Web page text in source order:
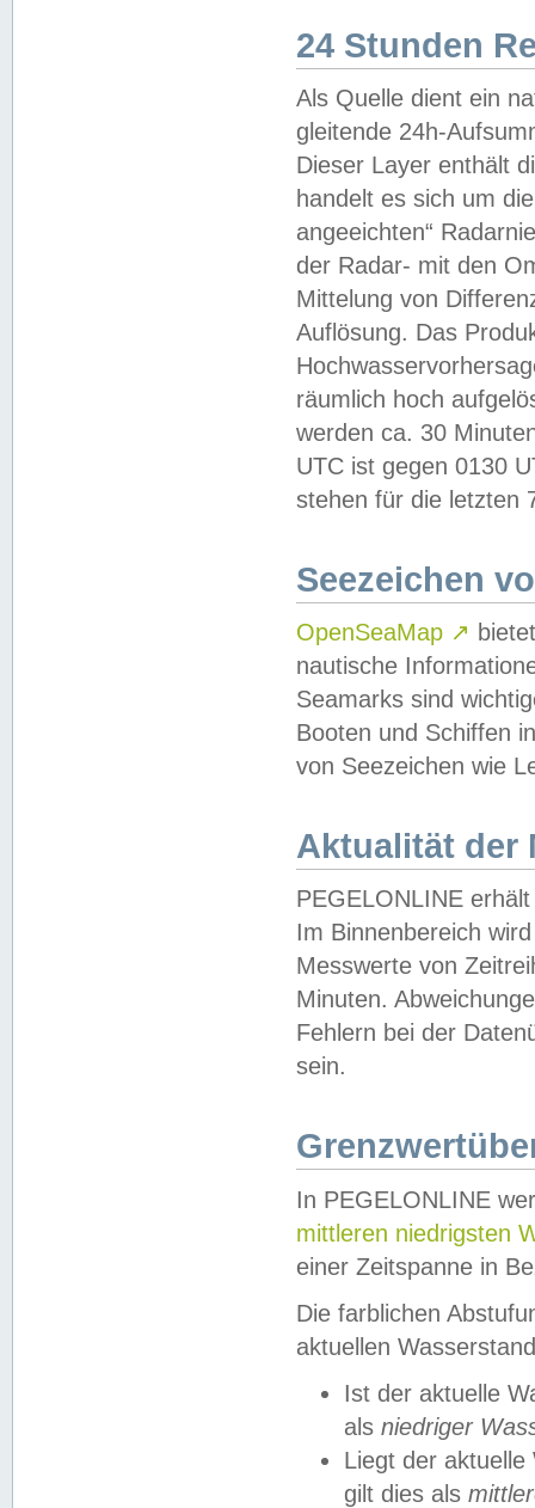
24 Stunden
Als Quelle dient ein
gleitende 24h-
Dieser Layer enthält
handelt es sich um
angeeichten“
der Radar- mit den
Mittelung von
Auflösung. Das
räumlich hoch
werden ca. 30
UTC ist gegen 0130
stehen für die letzten
Seezeichen
OpenSeaMap ↗
nautische
Seamarks sind
Booten und Schiffen
von Seezeichen wie
Aktualität der
PEGELONLINE
Im Binnenbereich
Messwerte von
Minuten.
Fehlern bei der
sein.
In PEGELONLINE
mittleren niedrigsten
einer Zeitspanne in
Die farblichen
aktuellen
Ist der aktuelle
als niedriger
Liegt der
gilt dies als